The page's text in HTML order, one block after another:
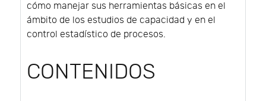
cómo manejar sus herramientas básicas en el
ámbito de los estudios de capacidad y en el
control estadístico de procesos.
CONTENIDOS